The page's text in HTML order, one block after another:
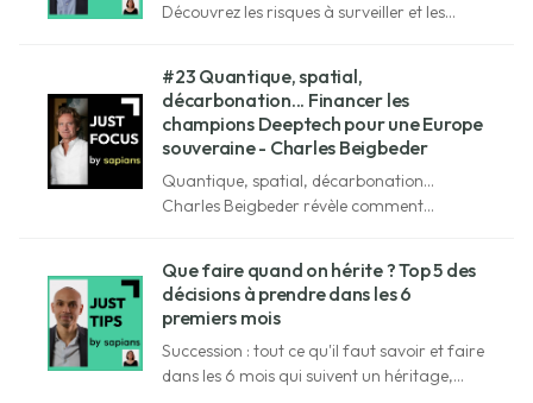
Découvrez les risques à surveiller et les
#23 Quantique, spatial,
décarbonation... Financer les
champions Deeptech pour une Europe
souveraine - Charles Beigbeder
Quantique, spatial, décarbonation...
Charles Beigbeder révèle comment
Que faire quand on hérite ? Top 5 des
décisions à prendre dans les 6
premiers mois
Succession : tout ce qu'il faut savoir et faire
dans les 6 mois qui suivent un héritage,